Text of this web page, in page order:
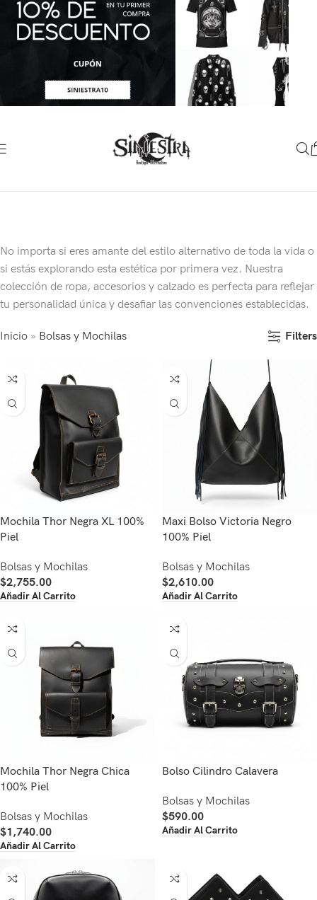
No importa si eres amante del estilo alternativo de toda la vida o
si estás explorando esta estética por primera vez. Nuestra
colección de ropa, accesorios y calzado es perfecta para reflejar
tu personalidad única y desafiar las convenciones establecidas.
Inicio » Bolsas y Mochilas Filters
Mochila Thor Negra XL 100%
Piel
Bolsas y Mochilas
$2,755.00
Añadir Al Carrito
Maxi Bolso Victoria Negro
100% Piel
Bolsas y Mochilas
$2,610.00
Añadir Al Carrito
Mochila Thor Negra Chica
100% Piel
Bolsas y Mochilas
$1,740.00
Añadir Al Carrito
Bolso Cilindro Calavera
Bolsas y Mochilas
$590.00
Añadir Al Carrito